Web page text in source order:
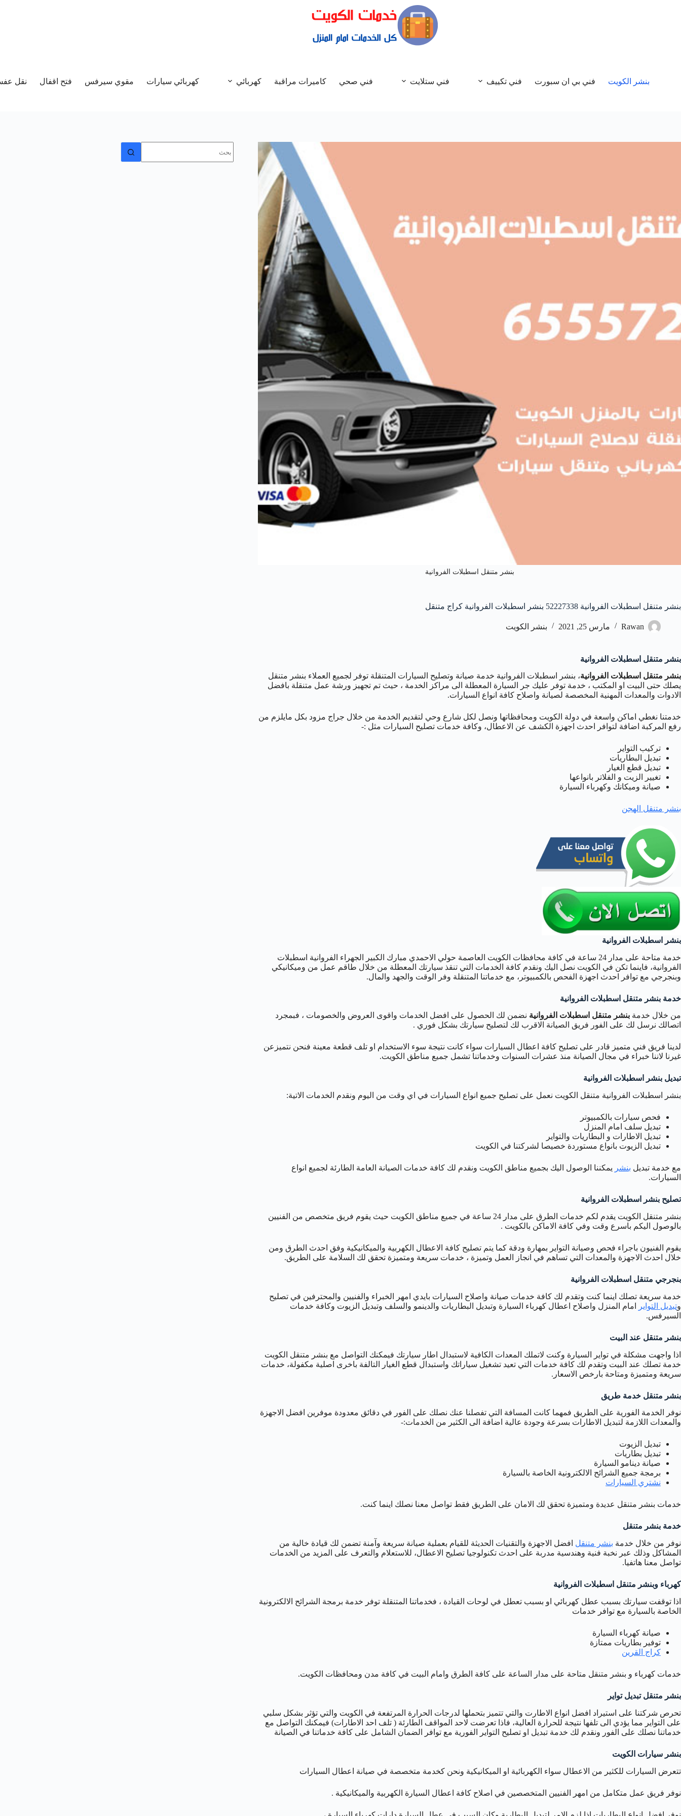
بنشر الكويت فني بي ان سبورت فني تكييف فني ستلايت فني صحي كاميرات مراقبة كهربائي كهربائي سيارات مقوي سيرفس فتح اقفال نقل
بنشر متنقل اسطبلات الفروانية
بنشر متنقل اسطبلات الفروانية 52227338 بنشر اسطبلات الفروانية كراج متنقل
Rawan مارس 25, 2021 بنشر الكويت
بنشر متنقل اسطبلات الفروانية
بنشر متنقل اسطبلات الفروانية، بنشر اسطبلات الفروانية خدمة صيانة وتصليح السيارات المتنقلة توفر لجميع العملاء بنشر متنقل
يصلك حتى البيت او المكتب ، خدمة توفر عليك جر السيارة المعطلة الى مراكز الخدمة ، حيث تم تجهيز ورشة عمل متنقلة بافضل
الادوات والمعدات المهنية المخصصة لصيانة واصلاح كافة انواع السيارات.
خدمتنا نغطي اماكن واسعة في دولة الكويت ومحافظاتها ونصل لكل شارع وحي لتقديم الخدمة من خلال جراج مزود بكل مايلزم من
رفع المركبة اضافة لتوافر احدث اجهزة الكشف عن الاعطال، وكافة خدمات تصليح السيارات مثل :-
تركيب التواير
تبديل البطاريات
تبديل قطع الغيار
تغيير الزيت و الفلاتر بانواعها
صيانة وميكانك وكهرباء السيارة
بنشر متنقل الهجن
بنشر اسطبلات الفروانية
خدمة متاحة على مدار 24 ساعة في كافة محافظات الكويت العاصمة حولي الاحمدي مبارك الكبير الجهراء الفروانية اسطبلات
الفروانية، فاينما تكن في الكويت نصل اليك ونقدم كافة الخدمات التي تنقذ سيارتك المعطلة من خلال طاقم عمل من وميكانيكي
وبنجرجي مع توافر احدث اجهزة الفحص بالكمبيوتر، مع خدماتنا المتنقلة وفر الوقت والجهد والمال.
خدمة بنشر متنقل اسطبلات الفروانية
من خلال خدمة بنشر متنقل اسطبلات الفروانية نضمن لك الحصول على افضل الخدمات واقوى العروض والخصومات ، فبمجرد
اتصالك نرسل لك على الفور فريق الصيانة الاقرب لك لتصليح سيارتك بشكل فوري .
لدينا فريق فني متميز قادر على تصليح كافة اعطال السيارات سواء كانت نتيجة سوء الاستخدام او تلف قطعة معينة فنحن نتميزعن
غيرنا لاننا خبراء في مجال الصيانة منذ عشرات السنوات وخدماتنا تشمل جميع مناطق الكويت.
تبديل بنشر اسطبلات الفروانية
بنشر اسطبلات الفروانية متنقل الكويت نعمل على تصليح جميع انواع السيارات في اي وقت من اليوم ونقدم الخدمات الاتية:
فحص سيارات بالكمبيوتر
تبديل سلف امام المنزل
تبديل الاطارات و البطاريات والتواير
تبديل الزيوت بانواع مستوردة خصيصا لشركتنا في الكويت
مع خدمة تبديل بنشر يمكننا الوصول اليك بجميع مناطق الكويت ونقدم لك كافة خدمات الصيانة العامة الطارئة لجميع انواع
السيارات.
تصليح بنشر اسطبلات الفروانية
بنشر متنقل الكويت يقدم لكم خدمات الطرق على مدار 24 ساعة في جميع مناطق الكويت حيث يقوم فريق متخصص من الفنيين
بالوصول اليكم باسرع وقت وفي كافة الاماكن بالكويت .
يقوم الفنيون باجراء فحص وصيانة التواير بمهارة ودقة كما يتم تصليح كافة الاعطال الكهربية والميكانيكية وفق احدث الطرق ومن
خلال احدث الاجهزة والمعدات التي تساهم في انجاز العمل وتميزة ، خدمات سريعة ومتميزة تحقق لك السلامة على الطريق.
بنجرجي متنقل اسطبلات الفروانية
خدمة سريعة تصلك اينما كنت وتقدم لك كافة خدمات صيانة واصلاح السيارات بايدي امهر الخبراء والفنيين والمحترفين في تصليح
وتبديل التواير
امام المنزل واصلاح اعطال كهرباء السيارة وتبديل البطاريات والدينمو والسلف وتبديل الزيوت وكافة خدمات
السيرفس.
بنشر متنقل عند البيت
اذا واجهت مشكلة في تواير السيارة وكنت لاتملك المعدات الكافية لاستبدال اطار سيارتك فيمكنك التواصل مع بنشر متنقل الكويت
خدمة تصلك عند البيت وتقدم لك كافة خدمات التي تعيد تشغيل سياراتك واستبدال قطع الغيار التالفة باخرى اصلية مكفولة، خدمات
سريعة ومتميزة ومتاحة بارخص الاسعار.
بنشر متنقل خدمة طريق
نوفر الخدمة الفورية على الطريق فمهما كانت المسافة التي تفصلنا عنك نصلك على الفور في دقائق معدودة موفرين افضل الاجهزة
والمعدات اللازمة لتبديل الاطارات بسرعة وجودة عالية اضافة الى الكثير من الخدمات:-
تبديل الزيوت
تبديل بطاريات
صيانة دينامو السيارة
برمجة جميع الشرائح الالكترونية الخاصة بالسيارة
نشتري السيارات
خدمات بنشر متنقل عديدة ومتميزة تحقق لك الامان على الطريق فقط تواصل معنا نصلك اينما كنت.
خدمة بنشر متنقل
نوفر من خلال خدمة بنشر متنقل افضل الاجهزة والتقنيات الحديثة للقيام بعملية صيانة سريعة وآمنة تضمن لك قيادة خالية من
المشاكل وذلك عبر نخبة فنية وهندسية مدربة على احدث تكنولوجيا تصليح الاعطال، للاستعلام والتعرف على المزيد من الخدمات
تواصل معنا هاتفيا.
كهرباء وبنشر متنقل اسطبلات الفروانية
اذا توقفت سيارتك بسبب عطل كهربائي او بسبب تعطل في لوحات القيادة ، فخدماتنا المتنقلة توفر خدمة برمجة الشرائح الالكترونية
الخاصة بالسيارة مع توافر خدمات
صيانة كهرباء السيارة
توفير بطاريات ممتازة
كراج القرين
خدمات كهرباء و بنشر متنقل متاحة على مدار الساعة على كافة الطرق وامام البيت في كافة مدن ومحافظات الكويت.
بنشر متنقل تبديل تواير
تحرص شركتنا على استيراد افضل انواع الاطارت والتي تتميز بتحملها لدرجات الحرارة المرتفعة في الكويت والتي تؤثر بشكل سلبي
على التواير مما يؤدي الى تلفها نتيجة للحرارة العالية، فاذا تعرضت لاحد المواقف الطارئة ( تلف احد الاطارات) فيمكنك التواصل مع
خدماتنا نصلك على الفور ونقدم لك خدمة تبديل او تصليح التواير الفورية مع توافر الضمان الشامل على كافة خدماتنا في الصيانة
بنشر سيارات الكويت
تتعرض السيارات للكثير من الاعطال سواء الكهربائية او الميكانيكية ونحن كخدمة متخصصة في صيانة اعطال السيارات
نوفر فريق عمل متكامل من امهر الفنيين المتخصصين في اصلاح كافة اعطال السيارة الكهربية والميكانيكية .